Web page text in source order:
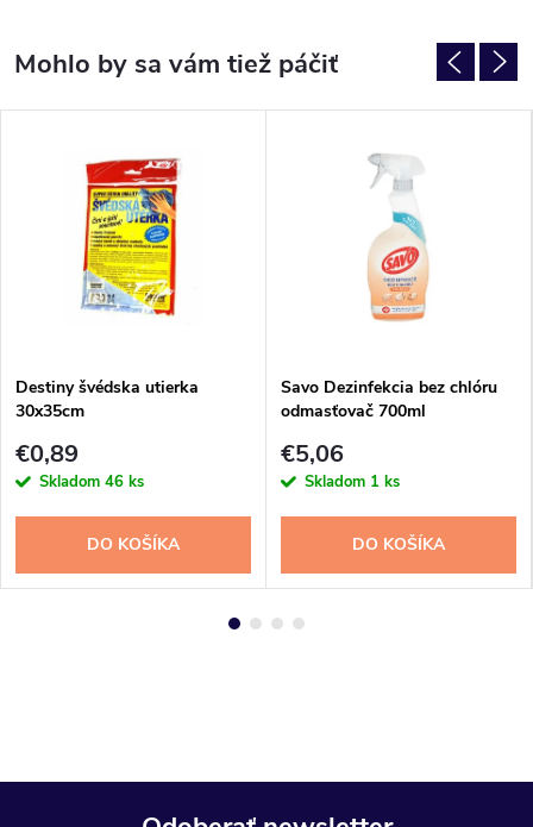
Destiny švédska utierka
30x35cm
€0,89
Skladom 46 ks
DO KOŠÍKA
Savo Dezinfekcia bez chlóru
odmasťovač 700ml
€5,06
Skladom 1 ks
DO KOŠÍKA